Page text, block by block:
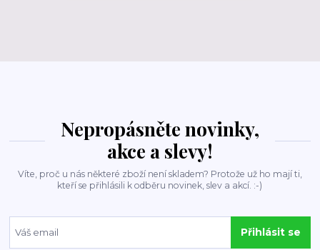
Nepropásněte novinky,
akce a slevy!
Víte, proč u nás některé zboží není skladem? Protože už ho mají ti,
kteří se přihlásili k odběru novinek, slev a akcí. :-)
Přihlásit se